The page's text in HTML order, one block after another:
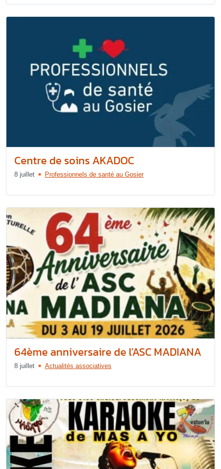
Centre de soins AKADOC
8 juillet Professionnels de santé au Gosier
64ème anniversaire de l’ASC MADIANA
8 juillet Actualités associatives